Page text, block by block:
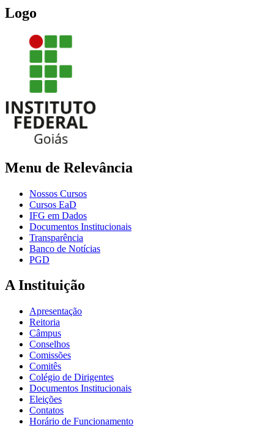
Logo
Menu de Relevância
Nossos Cursos
Cursos EaD
IFG em Dados
Documentos Institucionais
Transparência
Banco de Notícias
PGD
A Instituição
Apresentação
Reitoria
Câmpus
Conselhos
Comissões
Comitês
Colégio de Dirigentes
Documentos Institucionais
Eleições
Contatos
Horário de Funcionamento